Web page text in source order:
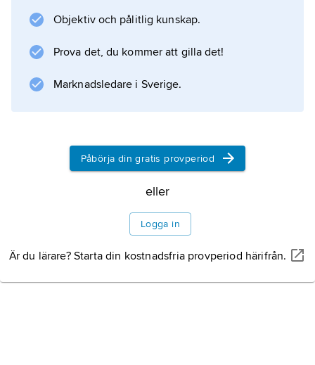
korgblommiga växter
Som föräldraarter utpekas en del arter från
Kina och Japan, där intensiv
krysantemumodling har pågått länge.
Information om artikeln
Objektiv och pålitlig kunskap.
Prova det, du kommer att gilla det!
Marknadsledare i Sverige.
Påbörja din gratis provperiod
eller
Logga in
Är du lärare? Starta din kostnadsfria provperiod härifrån.